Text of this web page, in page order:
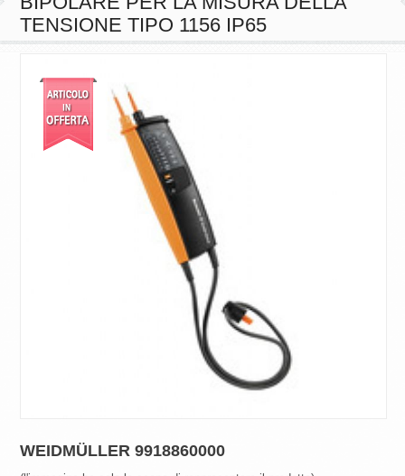
TENSIONE TIPO 1156 IP65
WEIDMÜLLER 9918860000